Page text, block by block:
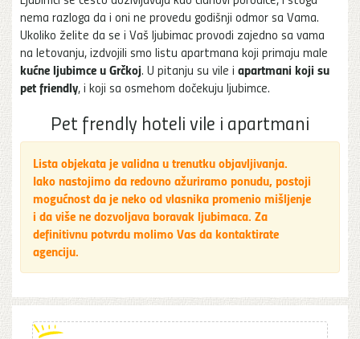
nema razloga da i oni ne provedu godišnji odmor sa Vama.
Ukoliko želite da se i Vaš ljubimac provodi zajedno sa vama
na letovanju, izdvojili smo listu apartmana koji primaju male
kućne ljubimce u Grčkoj. U pitanju su vile i apartmani koji su
pet friendly, i koji sa osmehom dočekuju ljubimce.
Pet frendly hoteli vile i apartmani
Lista objekata je validna u trenutku objavljivanja.
Iako nastojimo da redovno ažuriramo ponudu, postoji
mogućnost da je neko od vlasnika promenio mišljenje
i da više ne dozvoljava boravak ljubimaca. Za
definitivnu potvrdu molimo Vas da kontaktirate
agenciju.